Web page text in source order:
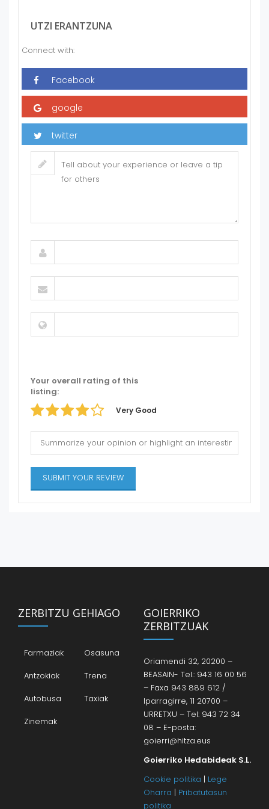
UTZI ERANTZUNA
Connect with:
Your overall rating of this
listing:
Very Good
ZERBITZU GEHIAGO
Farmaziak
Osasuna
Antzokiak
Trena
Autobusa
Taxiak
Zinemak
GOIERRIKO
ZERBITZUAK
Oriamendi 32, 20200 –
BEASAIN- Tel.: 943 16 00 56
– Faxa 943 889 612 /
Iparragirre, 11 20700 –
URRETXU – Tel: 943 72 34
08 – E-posta:
goierri@hitza.eus
Goierriko Hedabideak S.L.
Cookie politika | Lege
Oharra | Pribatutasun
politika